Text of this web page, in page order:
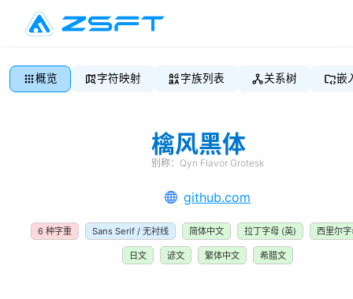
概览 字符映射 字族列表 关系树 嵌
檎风黑体
别称： Qyn Flavor Grotesk
github.com
6 种字重 Sans Serif / 无衬线 简体中文 拉丁字母 (英) 西里尔
日文 谚文 繁体中文 希腊文